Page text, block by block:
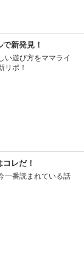
新発見！
い遊び方をママライ
リポ！
レだ！
一番読まれている話